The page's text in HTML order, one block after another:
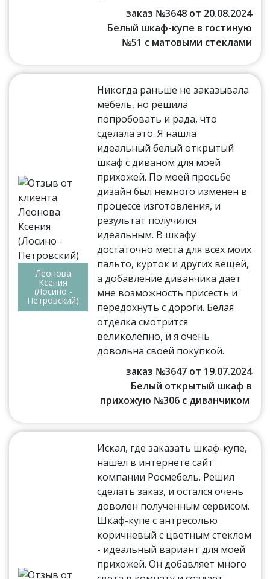
заказ №3648 от 20.08.2024
Белый шкаф-купе в гостиную
№51 с матовыми стеклами
Леонова
Ксения
(Лосино -
Петровский)
Никогда раньше не заказывала
мебель, но решила
попробовать и рада, что
сделала это. Я нашла
идеальный белый открытый
шкаф с диваном для моей
прихожей. По моей просьбе
дизайн был немного изменен в
процессе изготовления, и
результат получился
идеальным. В шкафу
достаточно места для всех моих
пальто, курток и других вещей,
а добавление диванчика дает
мне возможность присесть и
передохнуть с дороги. Белая
отделка смотрится
великолепно, и я очень
довольна своей покупкой.
заказ №3647 от 19.07.2024
Белый открытый шкаф в
прихожую №306 с диванчиком
Искал, где заказать шкаф-купе,
нашёл в интернете сайт
компании Росмебель. Решил
сделать заказ, и остался очень
доволен полученным сервисом.
Шкаф-купе с антресолью
коричневый с цветным стеклом
- идеальный вариант для моей
прихожей. Он добавляет много